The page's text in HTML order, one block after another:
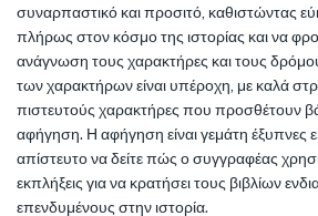
συναρπαστικό και προσιτό, καθιστώντας
πλήρως στον κόσμο της ιστορίας και να
ανάγνωση τους χαρακτήρες και τους
των χαρακτήρων είναι υπέροχη, με καλά
πιστευτούς χαρακτήρες που προσθέτουν
αφήγηση. Η αφήγηση είναι γεμάτη έξυπνες
απίστευτο να δείτε πώς ο συγγραφέας
εκπλήξεις για να κρατήσει τους βιβλίων
επενδυμένους στην ιστορία.